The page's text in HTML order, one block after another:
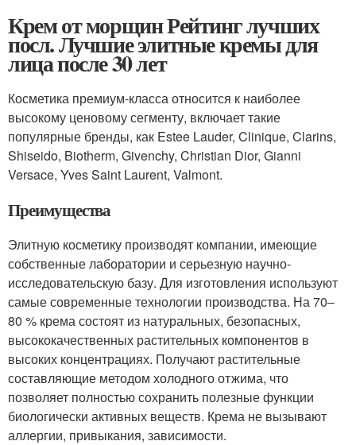
Крем от морщин Рейтинг лучших
посл. Лучшие элитные кремы для
лица после 30 лет
Косметика премиум-класса относится к наиболее
высокому ценовому сегменту, включает такие
популярные бренды, как Estee Lauder, Clinique, Clarins,
Shiseido, Biotherm, Givenchy, Christian Dior, Gianni
Versace, Yves Saint Laurent, Valmont.
Преимущества
Элитную косметику производят компании, имеющие
собственные лаборатории и серьезную научно-
исследовательскую базу. Для изготовления используют
самые современные технологии производства. На 70–
80 % крема состоят из натуральных, безопасных,
высококачественных растительных компонентов в
высоких концентрациях. Получают растительные
составляющие методом холодного отжима, что
позволяет полностью сохранить полезные функции
биологически активных веществ. Крема не вызывают
аллергии, привыкания, зависимости.